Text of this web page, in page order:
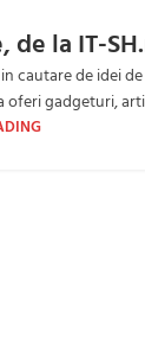
de la IT-
cautare de idei
oferi gadgeturi,